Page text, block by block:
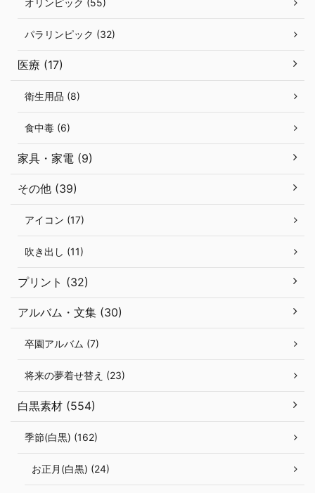
オリンピック (55)
パラリンピック (32)
医療 (17)
衛生用品 (8)
食中毒 (6)
家具・家電 (9)
その他 (39)
アイコン (17)
吹き出し (11)
プリント (32)
アルバム・文集 (30)
卒園アルバム (7)
将来の夢着せ替え (23)
白黒素材 (554)
季節(白黒) (162)
お正月(白黒) (24)